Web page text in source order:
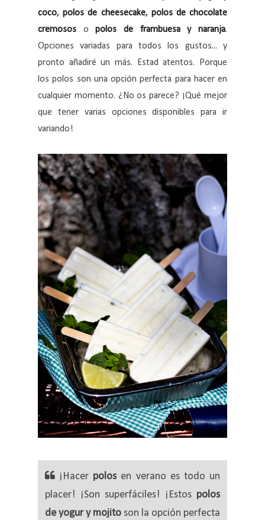
coco,polos de cheesecake, polos de chocolate
cremosos opolos de frambuesa y naranja.
Opciones variadas para todos los gustos... y
pronto añadiré un más. Estad atentos. Porque
los polos son una opción perfecta para hacer en
cualquier momento. ¿No os parece? ¡Qué mejor
que tener varias opciones disponibles para ir
variando!
¡Hacer polosen verano es todo un
placer! ¡Son superfáciles! ¡Estos polos
de yogur y mojito son la opción perfecta